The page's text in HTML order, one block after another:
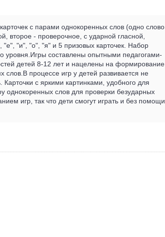
с парами однокоренных слов (одно слово
второе - проверочное, с ударной гласной,
"и", "о", "я" и 5 призовых карточек. Набор
уровня.Игры составлены опытными педагогами-
детей 8-12 лет и нацелены на формирование
слов.В процессе игр у детей развивается не
с яркими картинками, удобного для
однокоренных слов для проверки безударных
игр, так что дети смогут играть и без помощи